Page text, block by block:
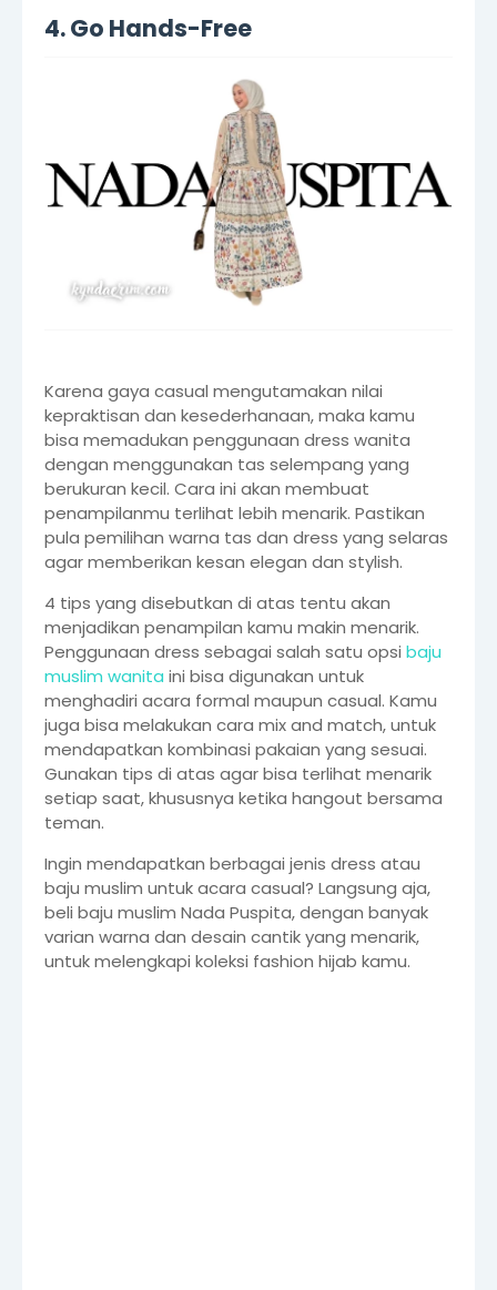
4. Go Hands-Free
Karena gaya casual mengutamakan nilai
kepraktisan dan kesederhanaan, maka kamu
bisa memadukan penggunaan dress wanita
dengan menggunakan tas selempang yang
berukuran kecil. Cara ini akan membuat
penampilanmu terlihat lebih menarik. Pastikan
pula pemilihan warna tas dan dress yang selaras
agar memberikan kesan elegan dan stylish.
4 tips yang disebutkan di atas tentu akan
menjadikan penampilan kamu makin menarik.
Penggunaan dress sebagai salah satu opsi baju
muslim wanita ini bisa digunakan untuk
menghadiri acara formal maupun casual. Kamu
juga bisa melakukan cara mix and match, untuk
mendapatkan kombinasi pakaian yang sesuai.
Gunakan tips di atas agar bisa terlihat menarik
setiap saat, khususnya ketika hangout bersama
teman.
Ingin mendapatkan berbagai jenis dress atau
baju muslim untuk acara casual? Langsung aja,
beli baju muslim Nada Puspita, dengan banyak
varian warna dan desain cantik yang menarik,
untuk melengkapi koleksi fashion hijab kamu.